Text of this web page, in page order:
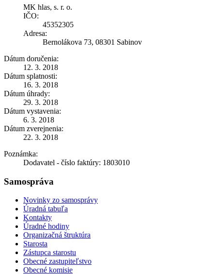
MK hlas, s. r. o.
IČO:
45352305
Adresa:
Bernolákova 73, 08301 Sabinov
Dátum doručenia:
12. 3. 2018
Dátum splatnosti:
16. 3. 2018
Dátum úhrady:
29. 3. 2018
Dátum vystavenia:
6. 3. 2018
Dátum zverejnenia:
22. 3. 2018
Poznámka:
Dodavatel - číslo faktúry: 1803010
Samospráva
Novinky zo samosprávy
Úradná tabuľa
Kontakty
Úradné hodiny
Organizačná štruktúra
Starosta
Zástupca starostu
Obecné zastupiteľstvo
Obecné komisie